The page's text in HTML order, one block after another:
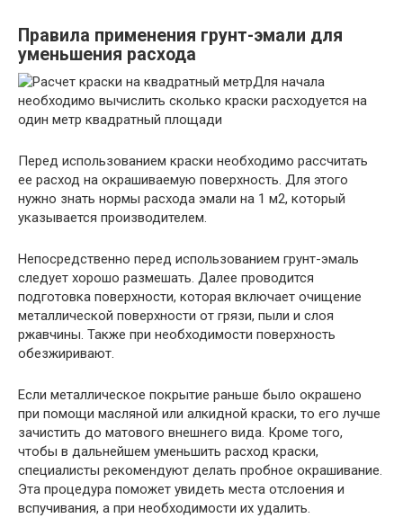
Правила применения грунт-эмали для
уменьшения расхода
Для начала
необходимо вычислить сколько краски расходуется на
один метр квадратный площади
Перед использованием краски необходимо рассчитать
ее расход на окрашиваемую поверхность. Для этого
нужно знать нормы расхода эмали на 1 м2, который
указывается производителем.
Непосредственно перед использованием грунт-эмаль
следует хорошо размешать. Далее проводится
подготовка поверхности, которая включает очищение
металлической поверхности от грязи, пыли и слоя
ржавчины. Также при необходимости поверхность
обезжиривают.
Если металлическое покрытие раньше было окрашено
при помощи масляной или алкидной краски, то его лучше
зачистить до матового внешнего вида. Кроме того,
чтобы в дальнейшем уменьшить расход краски,
специалисты рекомендуют делать пробное окрашивание.
Эта процедура поможет увидеть места отслоения и
вспучивания, а при необходимости их удалить.